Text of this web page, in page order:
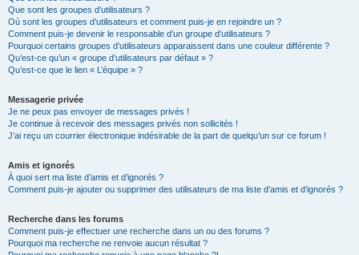
Que sont les groupes d’utilisateurs ?
Où sont les groupes d’utilisateurs et comment puis-je en rejoindre un ?
Comment puis-je devenir le responsable d’un groupe d’utilisateurs ?
Pourquoi certains groupes d’utilisateurs apparaissent dans une couleur différente ?
Qu’est-ce qu’un « groupe d’utilisateurs par défaut » ?
Qu’est-ce que le lien « L’équipe » ?
Messagerie privée
Je ne peux pas envoyer de messages privés !
Je continue à recevoir des messages privés non sollicités !
J’ai reçu un courrier électronique indésirable de la part de quelqu’un sur ce forum !
Amis et ignorés
À quoi sert ma liste d’amis et d’ignorés ?
Comment puis-je ajouter ou supprimer des utilisateurs de ma liste d’amis et d’ignorés ?
Recherche dans les forums
Comment puis-je effectuer une recherche dans un ou des forums ?
Pourquoi ma recherche ne renvoie aucun résultat ?